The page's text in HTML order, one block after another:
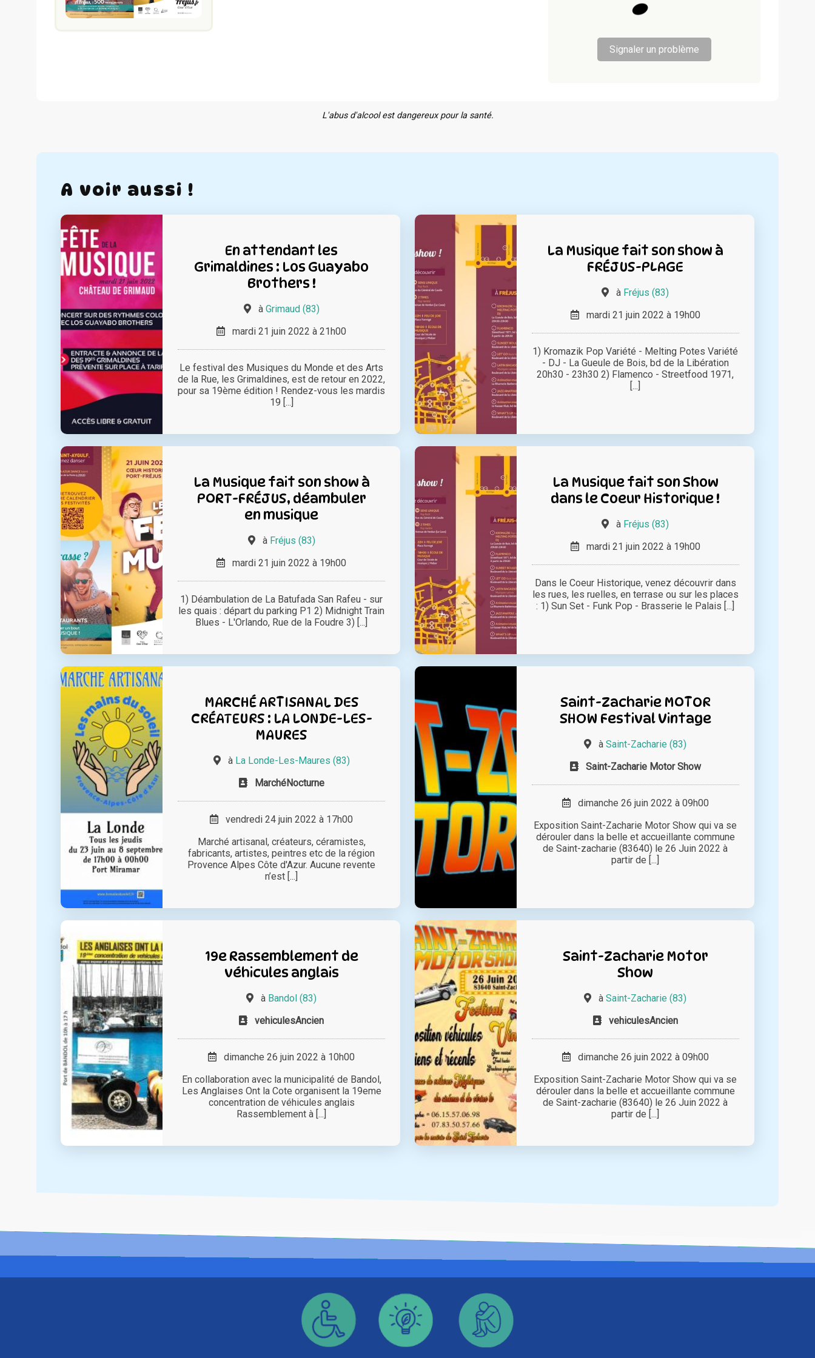
Signaler un problème
L'abus d'alcool est dangereux pour la santé.
A voir aussi !
En attendant les
Grimaldines : Los Guayabo
Brothers !
à Grimaud (83)
mardi 21 juin 2022 à 21h00
Le festival des Musiques du Monde et des Arts
de la Rue, les Grimaldines, est de retour en 2022,
pour sa 19ème édition ! Rendez-vous les mardis
19 [...]
La Musique fait son show à
FRÉJUS-PLAGE
à Fréjus (83)
mardi 21 juin 2022 à 19h00
1) Kromazik Pop Variété - Melting Potes Variété
- DJ - La Gueule de Bois, bd de la Libération
20h30 - 23h30 2) Flamenco - Streetfood 1971,
[...]
La Musique fait son show à
PORT-FRÉJUS, déambuler
en musique
à Fréjus (83)
mardi 21 juin 2022 à 19h00
1) Déambulation de La Batufada San Rafeu - sur
les quais : départ du parking P1 2) Midnight Train
Blues - L'Orlando, Rue de la Foudre 3) [...]
La Musique fait son Show
dans le Coeur Historique !
à Fréjus (83)
mardi 21 juin 2022 à 19h00
Dans le Coeur Historique, venez découvrir dans
les rues, les ruelles, en terrase ou sur les places
: 1) Sun Set - Funk Pop - Brasserie le Palais [...]
MARCHÉ ARTISANAL DES
CRÉATEURS : LA LONDE-LES-
MAURES
à La Londe-Les-Maures (83)
MarchéNocturne
vendredi 24 juin 2022 à 17h00
Marché artisanal, créateurs, céramistes,
fabricants, artistes, peintres etc de la région
Provence Alpes Côte d'Azur. Aucune revente
n’est [...]
Saint-Zacharie MOTOR
SHOW Festival Vintage
àSaint-Zacharie (83)
Saint-Zacharie Motor Show
dimanche 26 juin 2022 à 09h00
Exposition Saint-Zacharie Motor Show qui va se
dérouler dans la belle et accueillante commune
de Saint-zacharie (83640) le 26 Juin 2022 à
partir de [...]
19e Rassemblement de
véhicules anglais
à Bandol (83)
vehiculesAncien
dimanche 26 juin 2022 à 10h00
En collaboration avec la municipalité de Bandol,
Les Anglaises Ont la Cote organisent la 19eme
concentration de véhicules anglais
Rassemblement à [...]
Saint-Zacharie Motor
Show
àSaint-Zacharie (83)
vehiculesAncien
dimanche 26 juin 2022 à 09h00
Exposition Saint-Zacharie Motor Show qui va se
dérouler dans la belle et accueillante commune
de Saint-zacharie (83640) le 26 Juin 2022 à
partir de [...]